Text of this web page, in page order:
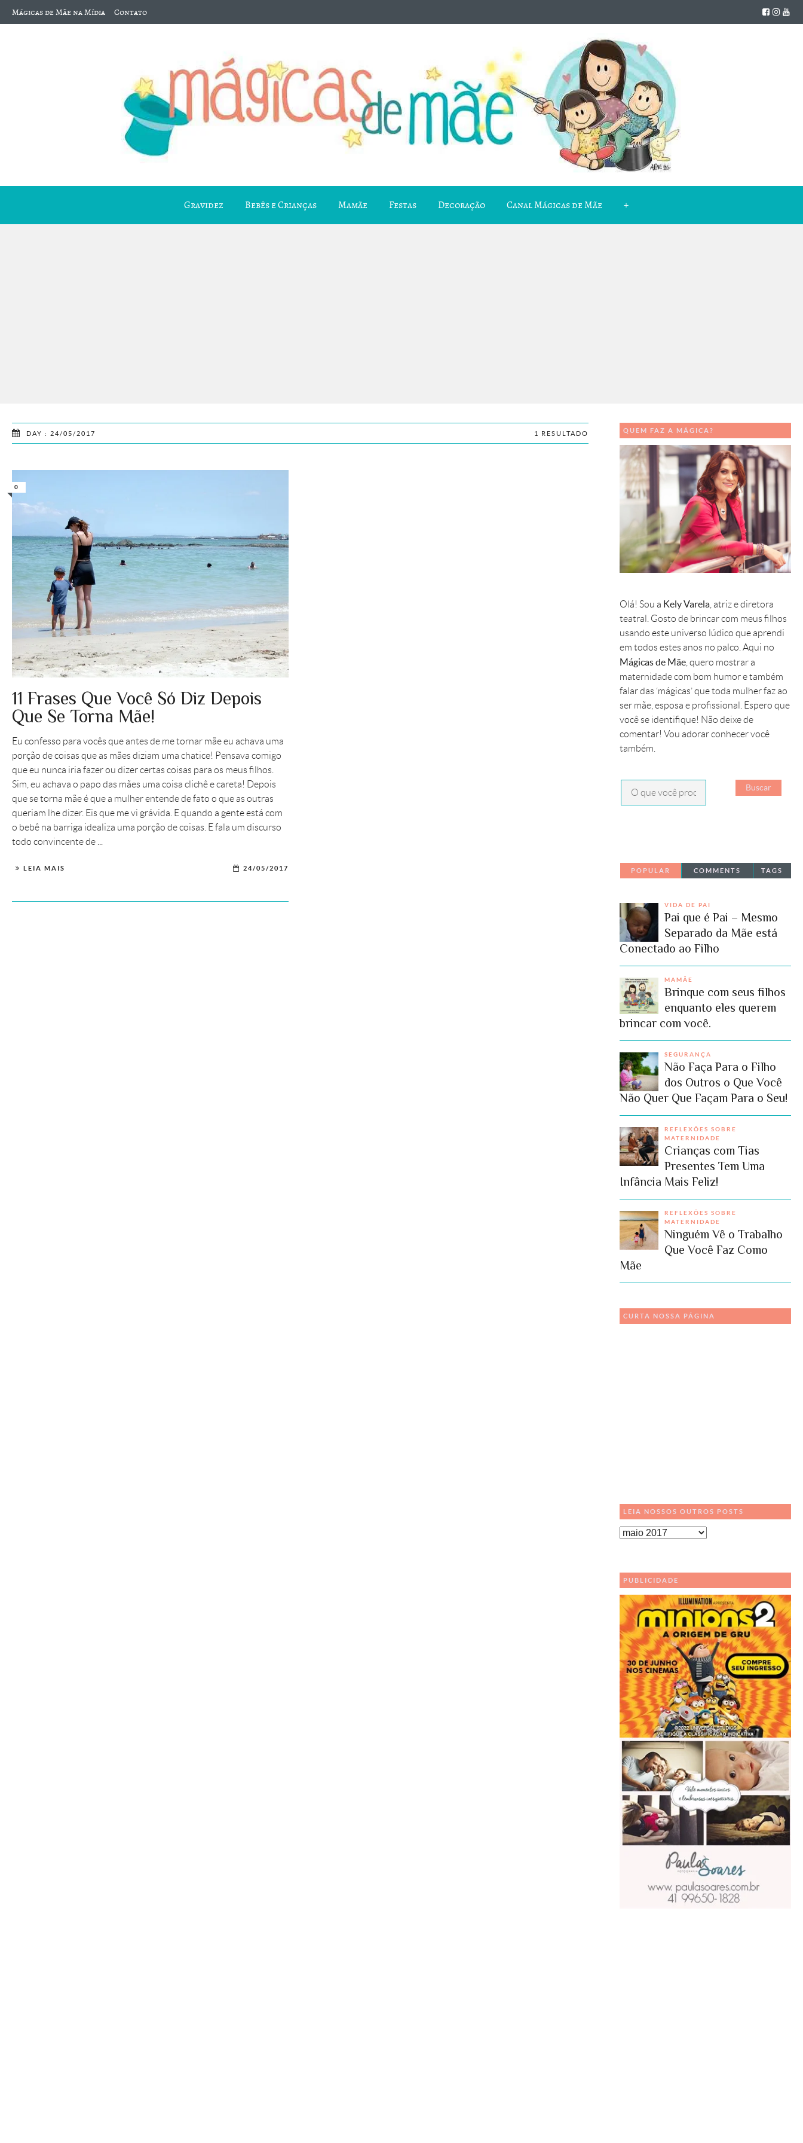
Mágicas de Mãe na Mídia Contato
Gravidez Bebês e Crianças Mamãe Festas Decoração Canal Mágicas de Mãe +
DAY : 24/05/2017 1 RESULTADO
0
11 Frases Que Você Só Diz Depois
Que Se Torna Mãe!
Eu confesso para vocês que antes de me tornar mãe eu achava uma
porção de coisas que as mães diziam uma chatice! Pensava comigo
que eu nunca iria fazer ou dizer certas coisas para os meus filhos.
Sim, eu achava o papo das mães uma coisa clichê e careta! Depois
que se torna mãe é que a mulher entende de fato o que as outras
queriam lhe dizer. Eis que me vi grávida. E quando a gente está com
o bebê na barriga idealiza uma porção de coisas. E fala um discurso
todo convincente de ...
LEIA MAIS 24/05/2017
QUEM FAZ A MÁGICA?
Olá! Sou a Kely Varela , atriz e diretora
teatral. Gosto de brincar com meus filhos
usando este universo lúdico que aprendi
em todos estes anos no palco. Aqui no
Mágicas de Mãe , quero mostrar a
maternidade com bom humor e também
falar das ‘mágicas’ que toda mulher faz ao
ser mãe, esposa e profissional. Espero que
você se identifique! Não deixe de
comentar! Vou adorar conhecer você
também.
POPULAR COMMENTS TAGS
VIDA DE PAI
Pai que é Pai – Mesmo
Separado da Mãe está
Conectado ao Filho
MAMÃE
Brinque com seus filhos
enquanto eles querem
brincar com você.
SEGURANÇA
Não Faça Para o Filho
dos Outros o Que Você
Não Quer Que Façam Para o Seu!
REFLEXÕES SOBRE
MATERNIDADE
Crianças com Tias
Presentes Tem Uma
Infância Mais Feliz!
REFLEXÕES SOBRE
MATERNIDADE
Ninguém Vê o Trabalho
Que Você Faz Como
Mãe
CURTA NOSSA PÁGINA
LEIA NOSSOS OUTROS POSTS
Leia
Posts
PUBLICIDADE